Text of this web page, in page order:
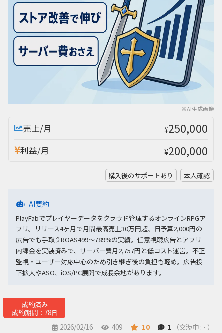
※AI生成画像
売上/月 ¥250,000
利益/月 ¥200,000
購入後のサポートあり 本人確認
AI要約
PlayFabでプレイヤーデータをクラウド管理するオンラインRPGア
プリ。リリース4ヶ月で月間最高売上30万円超、日予算2,000円の
広告でも手取りROAS499〜789%の実績。任意視聴広告とアプリ
内課金を実装済みで、サーバー費月2,757円と低コスト運営。不正
監視・ユーザー対応中心のため引き継ぎ後の負担も軽め。広告投
下拡大やASO、iOS/PC展開で成長余地があります。
成約済み
成約期間：78日
2026/02/16
409 10 1 （交渉中 : - ）